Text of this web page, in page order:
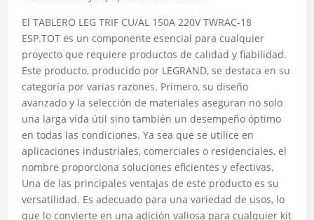
El TABLERO LEG TRIF CU/AL 150A 220V TWRAC-18
ESP.TOT es un componente esencial para cualquier
proyecto que requiere productos de calidad y fiabilidad.
Este producto, producido por LEGRAND, se destaca en su
categoría por varias razones. Primero, su diseño
avanzado y la selección de materiales aseguran no solo
una larga vida útil sino también un desempeño óptimo
en todas las condiciones. Ya sea que se utilice en
aplicaciones industriales, comerciales o residenciales, el
nombre proporciona soluciones eficientes y efectivas.
Una de las principales ventajas de este producto es su
versatilidad. Es adecuado para una variedad de usos, lo
que lo convierte en una adición valiosa para cualquier kit